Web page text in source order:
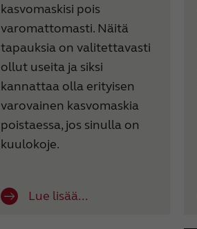
kasvomaskisi pois
varomattomasti. Näitä
tapauksia on valitettavasti
ollut useita ja siksi
kannattaa olla erityisen
varovainen kasvomaskia
poistaessa, jos sinulla on
kuulokoje.
Lue lisää...